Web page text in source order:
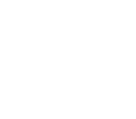
ich splníme! Zavolajte
na sériových pásoch
tvorby na mieru a